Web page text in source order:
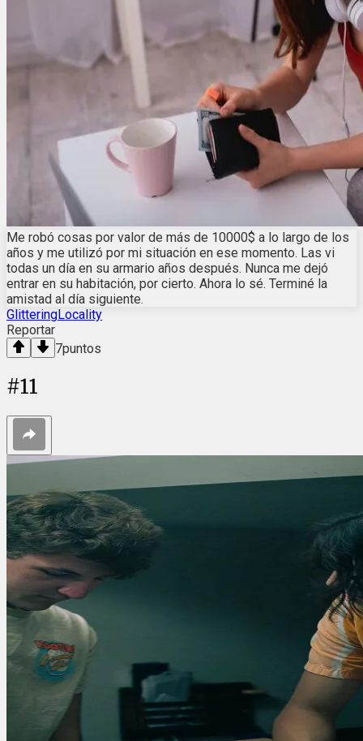
Me robó cosas por valor de más de 10000$ a lo largo de los
años y me utilizó por mi situación en ese momento. Las vi
todas un día en su armario años después. Nunca me dejó
entrar en su habitación, por cierto. Ahora lo sé. Terminé la
amistad al día siguiente.
GlitteringLocality
Reportar
7puntos
#11